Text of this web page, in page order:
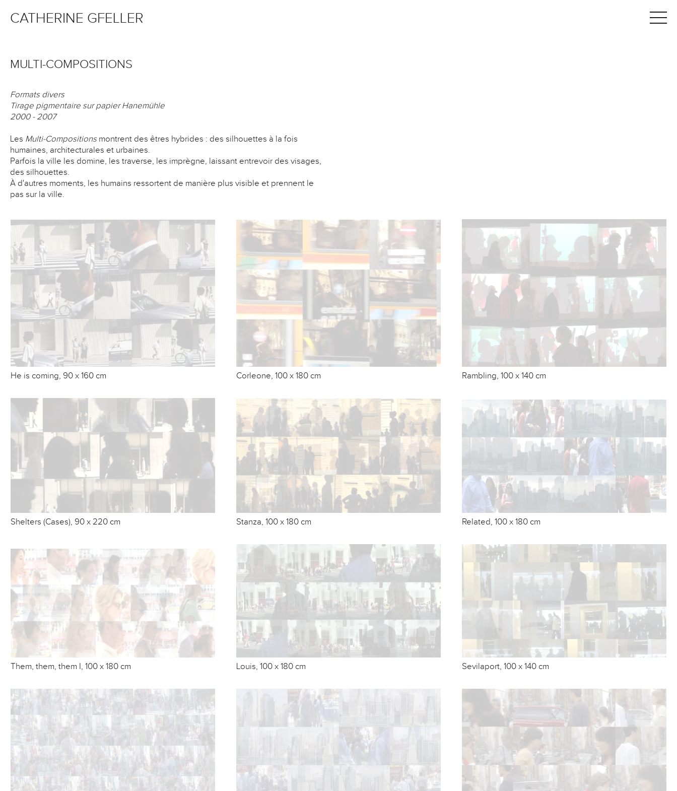
CATHERINE GFELLER
MULTI-COMPOSITIONS
Formats divers
Tirage pigmentaire sur papier Hanemühle
2000 - 2007
Les Multi-Compositionsmontrent des êtres hybrides : des silhouettes à la fois
humaines, architecturales et urbaines.
Parfois la ville les domine, les traverse, les imprègne, laissant entrevoir des visages,
des silhouettes.
À d'autres moments, les humains ressortent de manière plus visible et prennent le
pas sur la ville.
He is coming, 90 x 160 cm Corleone, 100 x 180 cm Rambling, 100 x 140 cm
Shelters (Cases), 90 x 220 cm Stanza, 100 x 180 cm Related, 100 x 180 cm
Them, them, them I, 100 x 180 cm Louis, 100 x 180 cm Sevilaport, 100 x 140 cm